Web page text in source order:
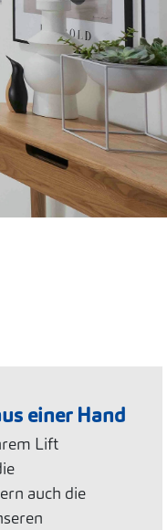
einer Hand
Lift
auch die